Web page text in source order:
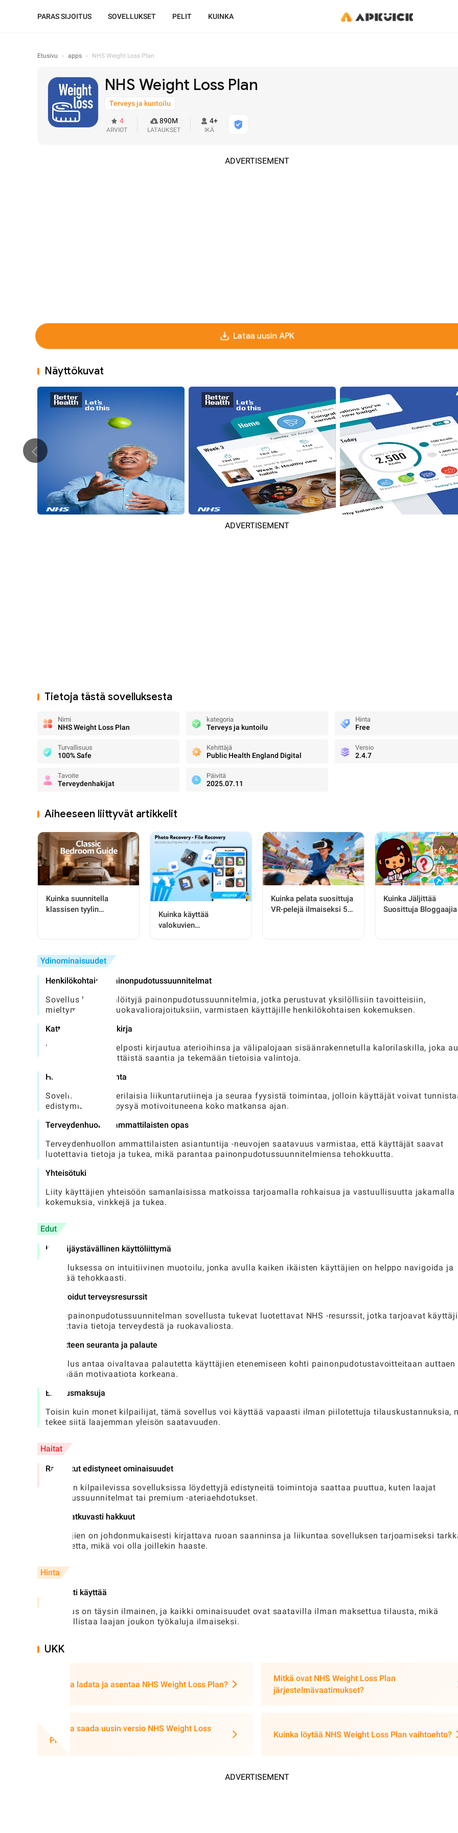
PARAS SIJOITUS SOVELLUKSET PELIT KUINKA
Etusivu › apps › NHS Weight Loss Plan
NHS Weight Loss Plan
Terveys ja kuntoilu
4
ARVIOT
890M
LATAUKSET
4+
IKÄ
ADVERTISEMENT
Lataa uusin APK
Näyttökuvat
ADVERTISEMENT
Tietoja tästä sovelluksesta
Nimi
NHS Weight Loss Plan
kategoria
Terveys ja kuntoilu
Hinta
Free
Turvallisuus
100% Safe
Kehittäjä
Public Health England Digital
Versio
2.4.7
Tavoite
Terveydenhakijat
Päivitä
2025.07.11
Aiheeseen liittyvät artikkelit
Kuinka suunnitella
klassisen tyylin
Kuinka käyttää
valokuvien
Kuinka pelata suosittuja
VR-pelejä ilmaiseksi 5
Kuinka Jäljittää
Suosittuja
Ydinominaisuudet
Henkilökohtaiset painonpudotussuunnitelmat
Sovellus luo räätälöityjä painonpudotussuunnitelmia, jotka perustuvat yksilöllisiin tavoitteisiin,
mieltymyksiin ja ruokavaliorajoituksiin, varmistaen käyttäjille henkilökohtaisen kokemuksen.
Kattava ruokapäiväkirja
Käyttäjät voivat helposti kirjautua aterioihinsa ja välipalojaan sisäänrakennetulla kalorilaskilla, joka
seuraamaan päivittäistä saantia ja tekemään tietoisia valintoja.
Harjoituksen seuranta
Sovellus sisältää erilaisia ​​liikuntarutiineja ja seuraa fyysistä toimintaa, jolloin käyttäjät voivat
edistymisensä ja pysyä motivoituneena koko matkansa ajan.
Terveydenhuollon ammattilaisten opas
Terveydenhuollon ammattilaisten asiantuntija -neuvojen saatavuus varmistaa, että käyttäjät saavat
luotettavia tietoja ja tukea, mikä parantaa painonpudotussuunnitelmiensa tehokkuutta.
Yhteisötuki
Liity käyttäjien yhteisöön samanlaisissa matkoissa tarjoamalla rohkaisua ja vastuullisuutta jakamalla
kokemuksia, vinkkejä ja tukea.
Edut
Käyttäjäystävällinen käyttöliittymä
Sovelluksessa on intuitiivinen muotoilu, jonka avulla kaiken ikäisten käyttäjien on helppo navigoida ja
käyttää tehokkaasti.
Integroidut terveysresurssit
NHS -painonpudotussuunnitelman sovellusta tukevat luotettavat NHS -resurssit, jotka tarjoavat
luotettavia tietoja terveydestä ja ruokavaliosta.
Tavoitteen seuranta ja palaute
Sovellus antaa oivaltavaa palautetta käyttäjien etenemiseen kohti painonpudotustavoitteitaan auttaen
pitämään motivaatiota korkeana.
Ei tilausmaksuja
Toisin kuin monet kilpailijat, tämä sovellus voi käyttää vapaasti ilman piilotettuja tilauskustannuksia,
tekee siitä laajemman yleisön saatavuuden.
Haitat
Rajoitetut edistyneet ominaisuudet
Joitakin kilpailevissa sovelluksissa löydettyjä edistyneitä toimintoja saattaa puuttua, kuten laajat
harjoitussuunnitelmat tai premium -ateriaehdotukset.
Vaatii jatkuvasti hakkuut
Käyttäjien on johdonmukaisesti kirjattava ruoan saanninsa ja liikuntaa sovelluksen tarjoamiseksi
palautetta, mikä voi olla joillekin haaste.
Hinta
Vapaasti käyttää
Sovellus on täysin ilmainen, ja kaikki ominaisuudet ovat saatavilla ilman maksettua tilausta, mikä
mahdollistaa laajan joukon työkaluja ilmaiseksi.
UKK
Kuinka ladata ja asentaa NHS Weight Loss Plan?
Mitkä ovat NHS Weight Loss Plan
järjestelmävaatimukset?
Kuinka saada uusin versio NHS Weight Loss
Plan?
Kuinka löytää NHS Weight Loss Plan vaihtoehto?
ADVERTISEMENT